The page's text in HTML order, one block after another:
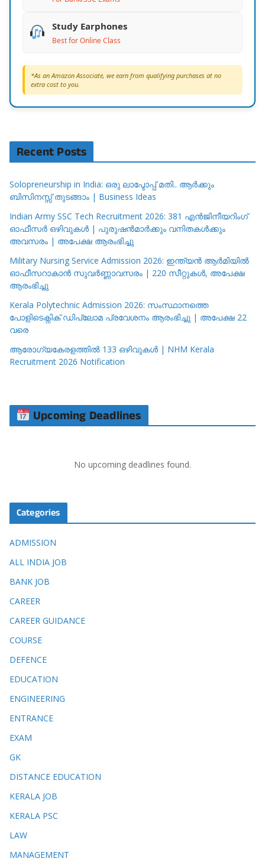
Study Earphones
Best for Online Class
*As an Amazon Associate, we earn from qualifying purchases at no
extra cost to you.
Recent Posts
Solopreneurship in India: ഒരു ലാപ്ടോപ്പ് മതി.. ആർക്കും
ബിസിനസ്സ് തുടങ്ങാം | Business Ideas
Indian Army SSC Tech Recruitment 2026: 381 എൻജിനീയറിംഗ്
ഓഫീസർ ഒഴിവുകൾ | പുരുഷൻമാർക്കും വനിതകൾക്കും
അവസരം | അപേക്ഷ ആരംഭിച്ചു
Military Nursing Service Admission 2026: ഇന്ത്യൻ ആർമിയിൽ
ഓഫീസറാകാൻ സുവർണ്ണാവസരം | 220 സീറ്റുകൾ, അപേക്ഷ
ആരംഭിച്ചു
Kerala Polytechnic Admission 2026: സംസ്ഥാനത്തെ
പോളിടെക്നിക് ഡിപ്ലോമ പ്രവേശനം ആരംഭിച്ചു | അപേക്ഷ 22
വരെ
ആരോഗ്യകേരളത്തിൽ 133 ഒഴിവുകൾ | NHM Kerala
Recruitment 2026 Notification
Upcoming Deadlines
No upcoming deadlines found.
Categories
ADMISSION
ALL INDIA JOB
BANK JOB
CAREER
CAREER GUIDANCE
COURSE
DEFENCE
EDUCATION
ENGINEERING
ENTRANCE
EXAM
GK
DISTANCE EDUCATION
KERALA JOB
KERALA PSC
LAW
MANAGEMENT